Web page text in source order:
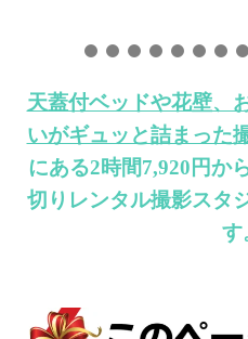
天蓋付ベッドや花壁、
いがギュッと詰まった
にある2時間7,920円か
切りレンタル撮影スタ
す